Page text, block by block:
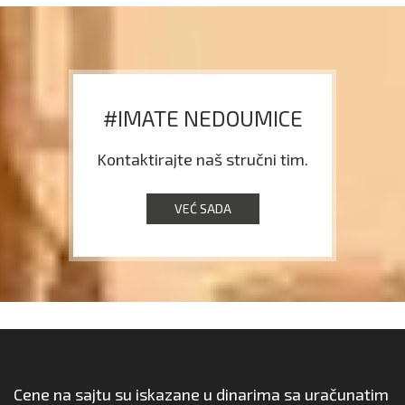
#IMATE NEDOUMICE
Kontaktirajte naš stručni tim.
VEĆ SADA
Cene na sajtu su iskazane u dinarima sa uračunatim